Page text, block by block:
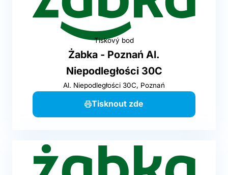
Tiskový bod
Żabka - Poznań Al.
Niepodległości 30C
Al. Niepodległości 30C, Poznań
Tisknout zde